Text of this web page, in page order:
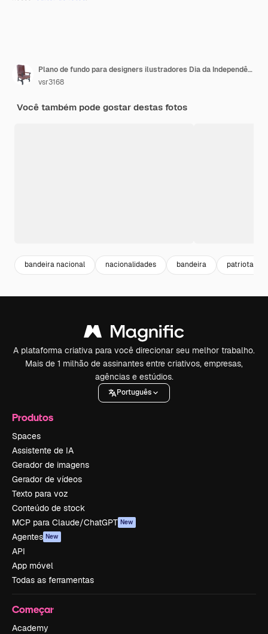
Plano de fundo para designers ilustradores Dia da Independência Nacional Bandeiras Alemanha e Malta
vsr3168
Você também pode gostar destas fotos
bandeira nacional nacionalidades bandeira patriota
A plataforma criativa para você direcionar seu melhor trabalho.
Mais de 1 milhão de assinantes entre criativos, empresas,
agências e estúdios.
Português
Produtos
Spaces
Assistente de IA
Gerador de imagens
Gerador de vídeos
Texto para voz
Conteúdo de stock
MCP para Claude/ChatGPT New
Agentes New
API
App móvel
Todas as ferramentas
Começar
Academy